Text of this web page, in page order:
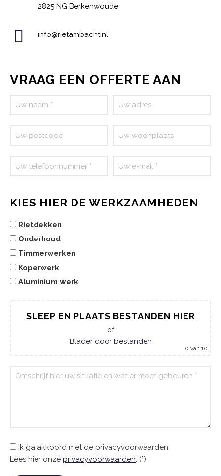
2825 NG Berkenwoude
info@rietambacht.nl
VRAAG EEN OFFERTE AAN
KIES HIER DE WERKZAAMHEDEN
Rietdekken
Onderhoud
Timmerwerken
Koperwerk
Aluminium werk
SLEEP EN PLAATS BESTANDEN HIER
of
Blader door bestanden
0 van 10
Ik ga akkoord met de privacyvoorwaarden.
Lees hier onze privacyvoorwaarden. (*)